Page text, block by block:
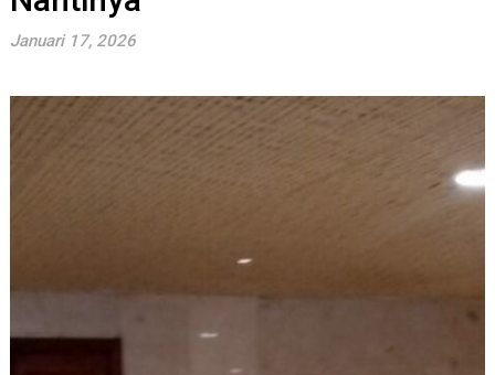
Januari 17, 2026